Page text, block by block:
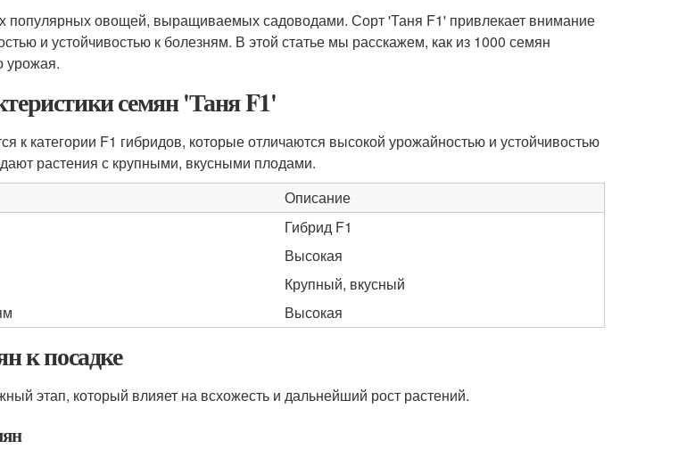
овощей, выращиваемых садоводами. Сорт 'Таня F1' привлекает внимание
и устойчивостью к болезням. В этой статье мы расскажем, как из 1000 семян
урожая.
семян 'Таня F1'
к категории F1 гибридов, которые отличаются высокой урожайностью и устойчивостью
растения с крупными, вкусными плодами.
Описание
Гибрид F1
Высокая
Крупный, вкусный
Высокая
к посадке
этап, который влияет на всхожесть и дальнейший рост растений.